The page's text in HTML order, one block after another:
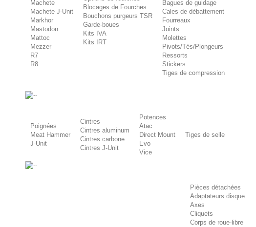
Machete
Machete J-Unit
Markhor
Mastodon
Mattoc
Mezzer
R7
R8
Blocages de Fourches
Bouchons purgeurs TSR
Garde-boues
Kits IVA
Kits IRT
Bagues de guidage
Cales de débattement
Fourreaux
Joints
Molettes
Pivots/Tés/Plongeurs
Ressorts
Stickers
Tiges de compression
-
Poignées
Meat Hammer
J-Unit
Cintres
Cintres aluminum
Cintres carbone
Cintres J-Unit
Potences
Atac
Direct Mount
Evo
Vice
Tiges de selle
-
Pièces détachées
Adaptateurs disque
Axes
Cliquets
Corps de roue-libre